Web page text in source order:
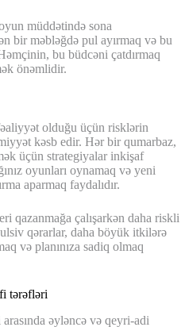
müddətində sona
bir məbləğdə pul ayırmaq və bu
bu büdcəni çatdırmaq
önəmlidir.
olduğu üçün risklərin
kəsb edir. Hər bir qumarbaz,
üçün strategiyalar inkişaf
oyunları oynamaq və yeni
aparmaq faydalıdır.
qazanmağa çalışarkən daha riskli
qərarlar, daha böyük itkilərə
və planınıza sadiq olmaq
tərəfləri
əyləncə və qeyri-adi